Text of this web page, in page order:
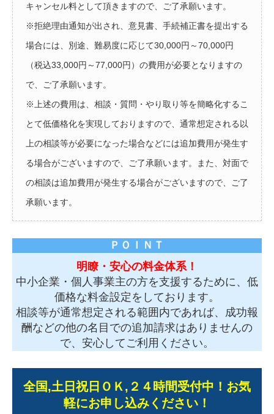
キャンセル料として頂きますので、ご了承願います。
※拒絶理由通知が出され、意見書、手続補正書を提出する
場合には、別途、難易度に応じて30,000円～70,000円
（税込33,000円～77,000円）の費用が必要となりますの
で、ご了承願います。
※上述の費用は、相談・質問・やり取り等を簡略化するこ
とて低価格化を実現しておりますので、通常想定される以
上の相談等が必要になった場合などには追加費用が発生す
る場合がございますので、ご了承願います。また、対面で
の相談は追加費用が発生する場合がございますので、ご了
承願います。
ＰＯＩＮＴ
明瞭・安心の料金体系！
中小企業・個人事業主の方を支援するために、低
価格な料金設定をしております。
相談等が通常想定される範囲内であれば、成功報
酬などの他の名目での追加請求はありませんの
で、安心してご利用ください。
全国,土日祝日ＯＫ,２４時間受付中！お気
軽にお申し込みください！